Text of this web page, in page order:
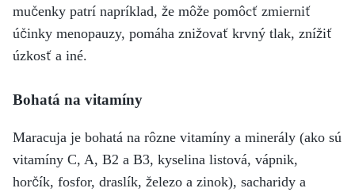
mučenky patrí napríklad, že môže pomôcť zmierniť
účinky menopauzy, pomáha znižovať krvný tlak, znížiť
úzkosť a iné.
Bohatá na vitamíny
Maracuja je bohatá na rôzne vitamíny a minerály (ako sú
vitamíny C, A, B2 a B3, kyselina listová, vápnik,
horčík, fosfor, draslík, železo a zinok), sacharidy a